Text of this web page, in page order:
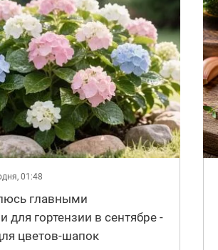
01:48
главными
для гортензии в сентябре -
цветов-шапок